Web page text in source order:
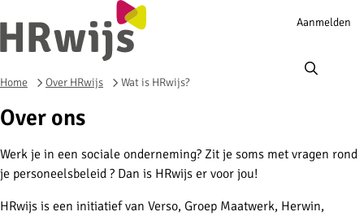
Account
Aanmelden
Home Over HRwijs Wat is HRwijs?
Over ons
Werk je in een sociale onderneming? Zit je soms met vragen rond
je personeelsbeleid ? Dan is HRwijs er voor jou!
HRwijs is een initiatief van Verso, Groep Maatwerk, Herwin,